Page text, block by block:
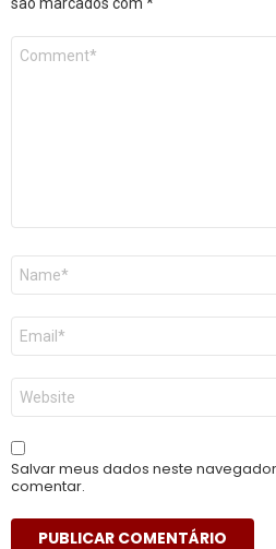
Comentário
Nome
E-
mail
*
Site
Salvar meus dados neste
comentar.